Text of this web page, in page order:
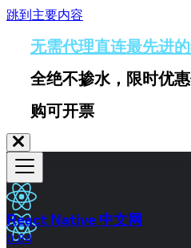
跳到主要内容
无需代理直连最先进
全绝不掺水，限时优
购可开票
React Native 中文网
0.84